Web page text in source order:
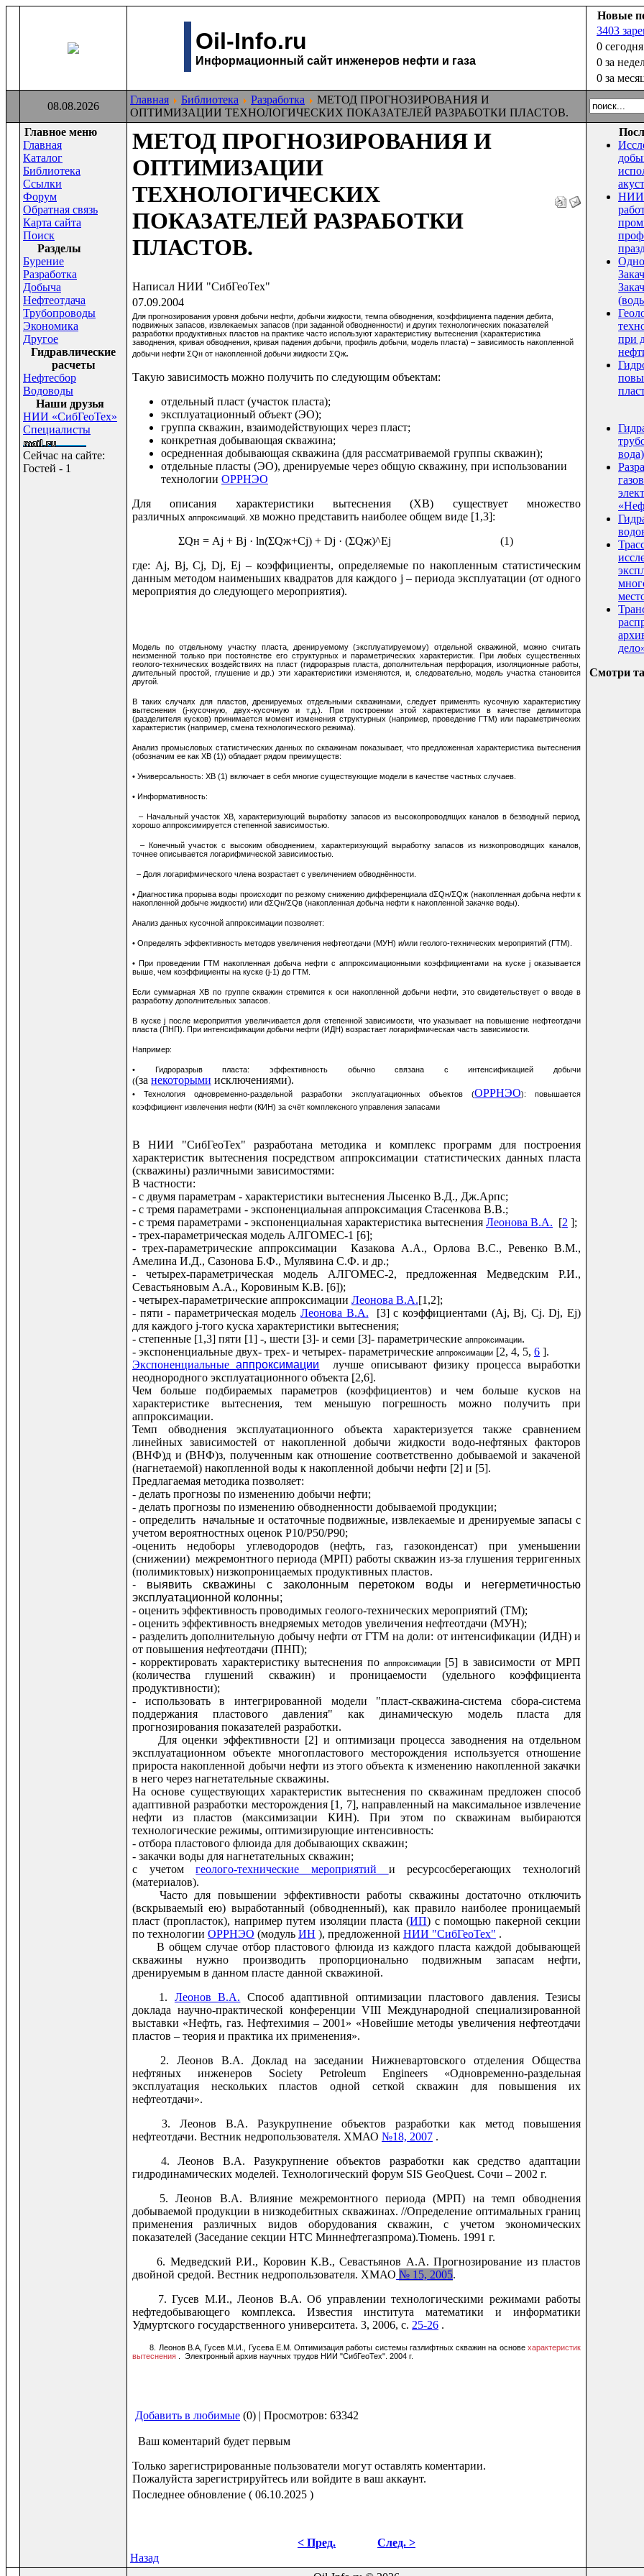
Oil-Info.ru
Информационный сайт инженеров нефти и газа
Новые
3403
0 сегодня
0 за
0 за
08.08.2026
Главная Библиотека Разработка
МЕТОД ПРОГНОЗИРОВАНИЯ И
ОПТИМИЗАЦИИ ТЕХНОЛОГИЧЕСКИХ ПОКАЗАТЕЛЕЙ РАЗРАБОТКИ ПЛАСТОВ.
Главное меню
Главная
Каталог
Библиотека
Ссылки
Форум
Обратная связь
Карта сайта
Поиск
Раздeлы
Бурение
Разработка
Добыча
Нефтеотдача
Трубопроводы
Экономика
Другое
Гидравлические
расчеты
Нефтесбор
Водоводы
Наши друзья
НИИ «СибГеоТех»
Специалисты
Сейчас на сайте:
Гостей - 1
МЕТОД ПРОГНОЗИРОВАНИЯ И
ОПТИМИЗАЦИИ
ТЕХНОЛОГИЧЕСКИХ
ПОКАЗАТЕЛЕЙ РАЗРАБОТКИ
ПЛАСТОВ.
Написал НИИ "СибГеоТех"
07.09.2004
Для прогнозирования уровня добычи нефти, добычи жидкости, темпа обводнения, коэффициента падения дебита,
подвижных запасов, извлекаемых запасов (при заданной обводненности) и других технологических показателей
разработки продуктивных пластов на практике часто используют характеристику вытеснения (характеристика
заводнения, кривая обводнения, кривая падения добычи, профиль добычи, модель пласта) – зависимость накопленной
добычи нефти ΣQн от накопленной добычи жидкости ΣQж.
Такую зависимость можно получить по следующим объектам:
отдельный пласт (участок пласта);
эксплуатационный объект (ЭО);
группа скважин, взаимодействующих через пласт;
конкретная добывающая скважина;
осредненная добывающая скважина (для рассматриваемой группы скважин);
отдельные пласты (ЭО), дренируемые через общую скважину, при использовании
технологии ОРРНЭО
Для описания характеристики вытеснения (ХВ) существует множество
различных аппроксимаций. ХВ можно представить наиболее общем виде [1,3]:
ΣQн = Аj + Вj · ln(ΣQж+Cj) + Dj · (ΣQж)^Ej
(1)
где: Аj, Вj, Сj, Dj, Ej – коэффициенты, определяемые по накопленным статистическим
данным методом наименьших квадратов для каждого j – периода эксплуатации (от одного
мероприятия до следующего мероприятия).
Модель по отдельному участку пласта, дренируемому (эксплуатируемому) отдельной скважиной, можно считать
неизменной только при постоянстве его структурных и параметрических характеристик. При любых существенных
геолого-технических воздействиях на пласт (гидроразрыв пласта, дополнительная перфорация, изоляционные работы,
длительный простой, глушение и др.) эти характеристики изменяются, и, следовательно, модель участка становится
другой.
В таких случаях для пластов, дренируемых отдельными скважинами, следует применять кусочную характеристику
вытеснения (j-кусочную, двух-кусочную и т.д.). При построении этой характеристики в качестве делимитора
(разделителя кусков) принимается момент изменения структурных (например, проведение ГТМ) или параметрических
характеристик (например, смена технологического режима).
Анализ промысловых статистических данных по скважинам показывает, что предложенная характеристика вытеснения
(обозначим ее как ХВ (1)) обладает рядом преимуществ:
• Универсальность: ХВ (1) включает в себя многие существующие модели в качестве частных случаев.
• Информативность:
– Начальный участок ХВ, характеризующий выработку запасов из высокопроводящих каналов в безводный период,
хорошо аппроксимируется степенной зависимостью.
– Конечный участок с высоким обводнением, характеризующий выработку запасов из низкопроводящих каналов,
точнее описывается логарифмической зависимостью.
– Доля логарифмического члена возрастает с увеличением обводнённости.
• Диагностика прорыва воды происходит по резкому снижению дифференциала dΣQн/ΣQж (накопленная добыча нефти к
накопленной добыче жидкости) или dΣQн/ΣQв (накопленная добыча нефти к накопленной закачке воды).
Анализ данных кусочной аппроксимации позволяет:
• Определять эффективность методов увеличения нефтеотдачи (МУН) и/или геолого-технических мероприятий (ГТМ).
• При проведении ГТМ накопленная добыча нефти с аппроксимационными коэффициентами на куске j оказывается
выше, чем коэффициенты на куске (j-1) до ГТМ.
Если суммарная ХВ по группе скважин стремится к оси накопленной добычи нефти, это свидетельствует о вводе в
разработку дополнительных запасов.
В куске j после мероприятия увеличивается доля степенной зависимости, что указывает на повышение нефтеотдачи
пласта (ПНП). При интенсификации добычи нефти (ИДН) возрастает логарифмическая часть зависимости.
Например:
• Гидроразрыв пласта: эффективность обычно связана с интенсификацией добычи
((за некоторыми исключениями).
• Технология одновременно-раздельной разработки эксплуатационных объектов (ОРРНЭО): повышается
коэффициент извлечения нефти (КИН) за счёт комплексного управления запасами
В НИИ "СибГеоТех" разработана методика и комплекс программ для построения
характеристик вытеснения посредством аппроксимации статистических данных пласта
(скважины) различными зависимостями:
В частности:
- с двумя параметрам - характеристики вытеснения Лысенко В.Д., Дж.Арпс;
- с тремя параметрами - экспоненциальная аппроксимация Стасенкова В.В.;
- с тремя параметрами - экспоненциальная характеристика вытеснения Леонова В.А. [2 ];
- трех-параметрическая модель АЛГОМЕС-1 [6];
- трех-параметрические аппроксимации Казакова А.А., Орлова В.С., Ревенко В.М.,
Амелина И.Д., Сазонова Б.Ф., Мулявина С.Ф. и др.;
- четырех-параметрическая модель АЛГОМЕС-2, предложенная Медведским Р.И.,
Севастьяновым А.А., Коровиным К.В. [6]);
- четырех-параметрические аппроксимации Леонова В.А.[1,2];
- пяти - параметрическая модель Леонова В.А. [3] с коэффициентами (Aj, Bj, Cj. Dj, Ej)
для каждого j-того куска характеристики вытеснения;
- степенные [1,3] пяти [1] -, шести [3]- и семи [3]- параметрические аппроксимации.
- экспоненциальные двух- трех- и четырех- параметрические аппроксимации [2, 4, 5, 6 ].
Экспоненциальныеаппроксимации лучше описывают физику процесса выработки
неоднородного эксплуатационного объекта [2,6].
Чем больше подбираемых параметров (коэффициентов) и чем больше кусков на
характеристике вытеснения, тем меньшую погрешность можно получить при
аппроксимации.
Темп обводнения эксплуатационного объекта характеризуется также сравнением
линейных зависимостей от накопленной добычи жидкости водо-нефтяных факторов
(ВНФ)д и (ВНФ)з, полученным как отношение соответственно добываемой и закаченой
(нагнетаемой) накопленной воды к накопленной добычи нефти [2] и [5].
Предлагаемая методика позволяет:
- делать прогнозы по изменению добычи нефти;
- делать прогнозы по изменению обводненности добываемой продукции;
- определить начальные и остаточные подвижные, извлекаемые и дренируемые запасы с
учетом вероятностных оценок P10/P50/P90;
-оценить недоборы углеводородов (нефть, газ, газоконденсат) при уменьшении
(снижении) межремонтного периода (МРП) работы скважин из-за глушения терригенных
(полимиктовых) низкопроницаемых продуктивных пластов.
- выявить скважины с заколонным перетоком воды и негерметичностью
эксплуатационной колонны;
- оценить эффективность проводимых геолого-технических мероприятий (ТМ);
- оценить эффективность внедряемых методов увеличения нефтеотдачи (МУН);
- разделить дополнительную добычу нефти от ГТМ на доли: от интенсификации (ИДН) и
от повышения нефтеотдачи (ПНП);
- корректировать характеристику вытеснения по аппроксимации [5] в зависимости от МРП
(количества глушений скважин) и проницаемости (удельного коэффициента
продуктивности);
- использовать в интегрированной модели "пласт-скважина-система сбора-система
поддержания пластового давления" как динамическую модель пласта для
прогнозирования показателей разработки.
Для оценки эффективности [2] и оптимизаци процесса заводнения на отдельном
эксплуатационном объекте многопластового месторождения используется отношение
прироста накопленной добычи нефти из этого объекта к изменению накопленной закачки
в него через нагнетательные скважины.
На основе существующих характеристик вытеснения по скважинам предложен способ
адаптивной разработки месторождения [1, 7], направленный на максимальное извлечение
нефти из пластов (максимизации КИН). При этом по скважинам выбираются
технологические режимы, оптимизирующие интенсивность:
- отбора пластового флюида для добывающих скважин;
- закачки воды для нагнетательных скважин;
с учетомгеолого-технические мероприятий и ресурсосберегающих технологий
(материалов).
Часто для повышении эффективности работы скважины достаточно отключить
(вскрываемый ею) выработанный (обводненный), как правило наиболее проницаемый
пласт (пропласток), например путем изоляции пласта (ИП) с помощью пакерной секции
по технологии ОРРНЭО (модуль ИН ), предложенной НИИ "СибГеоТех" .
В общем случае отбор пластового флюида из каждого пласта каждой добывающей
скважины нужно производить пропорционально подвижным запасам нефти,
дренируемым в данном пласте данной скважиной.
1. Леонов В.А. Способ адаптивной оптимизации пластового давления. Тезисы
доклада научно-практической конференции VIII Международной специализированной
выставки «Нефть, газ. Нефтехимия – 2001» «Новейшие методы увеличения нефтеотдачи
пластов – теория и практика их применения».
2. Леонов В.А. Доклад на заседании Нижневартовского отделения Общества
нефтяных инженеров Society Petroleum Engineers «Одновременно-раздельная
эксплуатация нескольких пластов одной сеткой скважин для повышения их
нефтеотдачи».
3. Леонов В.А. Разукрупнение объектов разработки как метод повышения
нефтеотдачи. Вестник недропользователя. ХМАО №18, 2007 .
4. Леонов В.А. Разукрупнение объектов разработки как средство адаптации
гидродинамических моделей. Технологический форум SIS GeoQuest. Сочи – 2002 г.
5. Леонов В.А. Влияние межремонтного периода (МРП) на темп обводнения
добываемой продукции в низкодебитных скважинах. //Определение оптимальных границ
применения различных видов оборудования скважин, с учетом экономических
показателей (Заседание секции НТС Миннефтегазпрома).Тюмень. 1991 г.
6. Медведский Р.И., Коровин К.В., Севастьянов А.А. Прогнозирование из пластов
двойной средой. Вестник недропользователя. ХМАО № 15, 2005.
7. Гусев М.И., Леонов В.А. Об управлении технологическими режимами работы
нефтедобывающего комплекса. Известия института математики и информатики
Удмуртского государственного университета. 3, 2006, с. 25-26 .
8. Леонов В.А, Гусев М.И., Гусева Е.М. Оптимизация работы системы газлифтных скважин на основехарактеристик
вытеснения
. Электронный архив научных трудов НИИ "СибГеоТех". 2004 г.
Добавить в любимые (0) | Просмотров: 63342
Ваш коментарий будет первым
Только зарегистрированные пользователи могут оставлять коментарии.
Пожалуйста зарегистрируйтесь или войдите в ваш аккаунт.
Последнее обновление ( 06.10.2025 )
< Пред.
След. >
Назад
НИИ
при
вода)
Смотри